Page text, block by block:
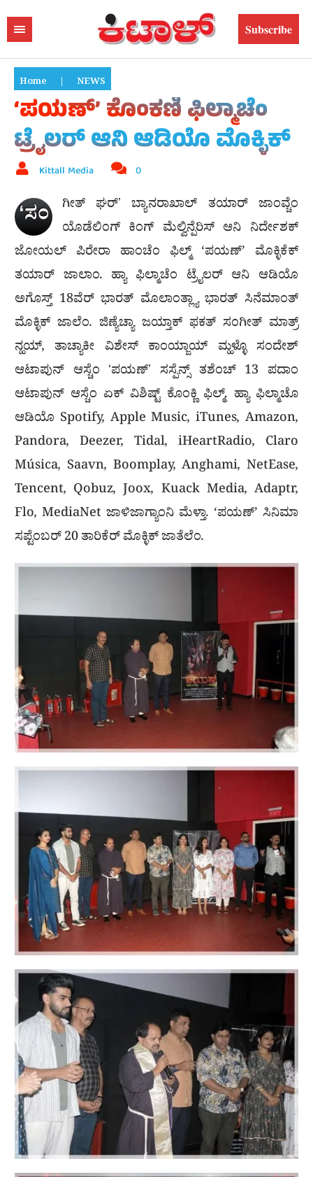
Subscribe
Home | NEWS
‘ಪಯಣ್’ ಕೊಂಕಣಿ ಫಿಲ್ಮಾಚೆಂ
ಟ್ರೈಲರ್ ಆನಿ ಆಡಿಯೊ ಮೊಕ್ಳಿಕ್
Kittall Media 0
ʻಸಂ
ಗೀತ್ ಘರ್ʼ ಬ್ಯಾನರಾಖಾಲ್ ತಯಾರ್ ಜಾಂವ್ಚೆಂ
ಯೊಡೆಲಿಂಗ್ ಕಿಂಗ್ ಮೆಲ್ವಿನ್ಪೆರಿಸ್ ಆನಿ ನಿರ್ದೇಶಕ್
ಜೋಯಲ್ ಪಿರೇರಾ ಹಾಂಚೆಂ ಫಿಲ್ಮ್ ‘ಪಯಣ್’ ಮೊಕ್ಳಿಕೆಕ್
ತಯಾರ್ ಜಾಲಾಂ. ಹ್ಯಾ ಫಿಲ್ಮಾಚೆಂ ಟ್ರೈಲರ್ ಆನಿ ಆಡಿಯೊ
ಅಗೊಸ್ತ್ 18ವೆರ್ ಭಾರತ್ ಮೊಲಾಂತ್ಲ್ಯಾ ಭಾರತ್ ಸಿನೆಮಾಂತ್
ಮೊಕ್ಳಿಕ್ ಜಾಲೆಂ. ಜಿಣ್ಯೆಚ್ಯಾ ಜಯ್ತಾಕ್ ಫಕತ್ ಸಂಗೀತ್ ಮಾತ್ರ್
ನ್ಹಯ್, ತಾಚ್ಯಾಕೀ ವಿಶೇಸ್ ಕಾಂಯ್ಜಾಯ್ ಮ್ಹಳ್ಳೊ ಸಂದೇಶ್
ಆಟಾಪುನ್ ಆಸ್ಚೆಂ ʻಪಯಣ್ʼ ಸಸ್ಪೆನ್ಸ್ ತಶೆಂಚ್ 13 ಪದಾಂ
ಆಟಾಪುನ್ ಆಸ್ಚೆಂ ಏಕ್ ವಿಶಿಷ್ಟ್ ಕೊಂಕ್ಣಿ ಫಿಲ್ಮ್. ಹ್ಯಾ ಫಿಲ್ಮಾಚೊ
ಆಡಿಯೊ Spotify, Apple Music, iTunes, Amazon,
Pandora, Deezer, Tidal, iHeartRadio, Claro
Música, Saavn, Boomplay, Anghami, NetEase,
Tencent, Qobuz, Joox, Kuack Media, Adaptr,
Flo, MediaNet ಜಾಳಿಜಾಗ್ಯಾಂನಿ ಮೆಳ್ತಾ. ‘ಪಯಣ್’ ಸಿನಿಮಾ
ಸಪ್ಟೆಂಬರ್ 20 ತಾರಿಕೆರ್ ಮೊಕ್ಳಿಕ್ ಜಾತೆಲೆಂ.